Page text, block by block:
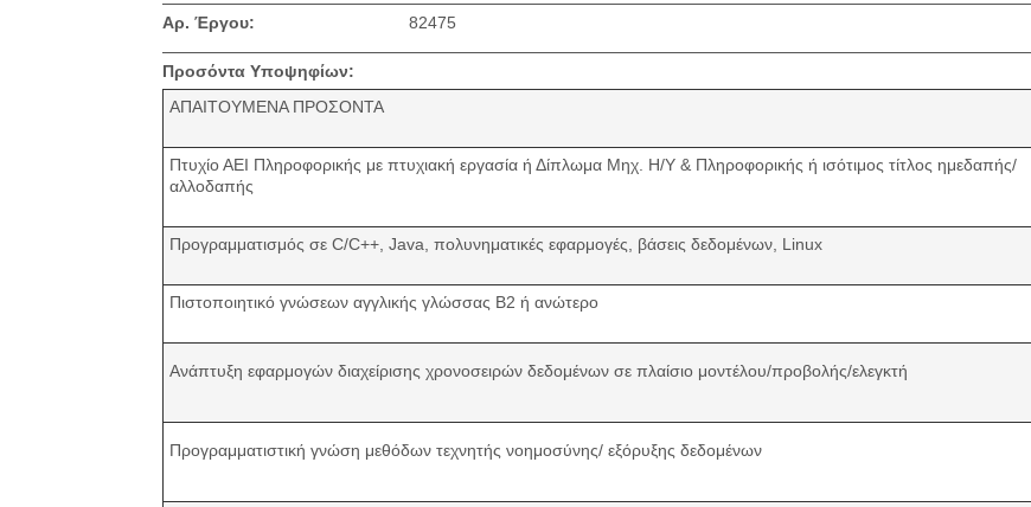
Αρ. Έργου: 82475
Προσόντα Υποψηφίων:
ΑΠΑΙΤΟΥΜΕΝΑ ΠΡΟΣΟΝΤΑ
Πτυχίο ΑΕΙ Πληροφορικής με πτυχιακή εργασία ή Δίπλωμα Μηχ. Η/Υ & Πληροφορικής ή ισότιμος τίτλος ημεδαπής/
αλλοδαπής
Προγραμματισμός σε C/C++, Java, πολυνηματικές εφαρμογές, βάσεις δεδομένων, Linux
Πιστοποιητικό γνώσεων αγγλικής γλώσσας Β2 ή ανώτερο
Ανάπτυξη εφαρμογών διαχείρισης χρονοσειρών δεδομένων σε πλαίσιο μοντέλου/προβολής/ελεγκτή
Προγραμματιστική γνώση μεθόδων τεχνητής νοημοσύνης/ εξόρυξης δεδομένων